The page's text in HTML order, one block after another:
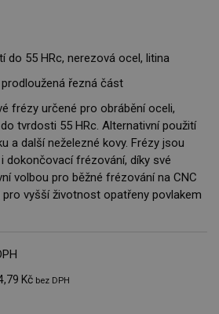
do 55 HRc, nerezová ocel, litina
řezná část
frézy určené pro obrábění oceli,
tvrdosti 55 HRc. Alternativní použití
a další neželezné kovy. Frézy jsou
dokončovací frézování, díky své
volbou pro běžné frézování na CNC
vyšší životnost opatřeny povlakem
Kč bez DPH